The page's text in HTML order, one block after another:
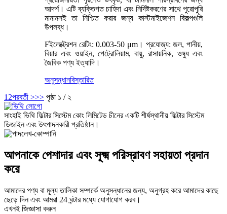
আদর্শ। এটি ব্যক্তিগত চাহিদা এবং নির্দিষ্টকরণের সাথে পুরোপুরি
মানানসই তা নিশ্চিত করার জন্য কাস্টমাইজেশন বিকল্পগুলি
উপলব্ধ।
Fইলেক্ট্রেশন রেটিং: 0.003-50 μm। প্রযোজ্য: জল, পানীয়,
বিয়ার এবং ওয়াইন, পেট্রোলিয়াম, বায়ু, রাসায়নিক, ওষুধ এবং
জৈবিক পণ্য ইত্যাদি।
অনুসন্ধানবিস্তারিত
1 2পরবর্তী >>> পৃষ্ঠা ১ / ২
সাংহাই ভিথি ফিল্টার সিস্টেম কোং লিমিটেড চীনের একটি শীর্ষস্থানীয় ফিল্টার সিস্টেম
ডিজাইন এবং উৎপাদনকারী প্রতিষ্ঠান।
আপনাকে পেশাদার এবং সূক্ষ্ম পরিস্রাবণ সহায়তা প্রদান
করে
আমাদের পণ্য বা মূল্য তালিকা সম্পর্কে অনুসন্ধানের জন্য, অনুগ্রহ করে আমাদের কাছে
ছেড়ে দিন এবং আমরা 24 ঘন্টার মধ্যে যোগাযোগ করব।
এখনই জিজ্ঞাসা করুন